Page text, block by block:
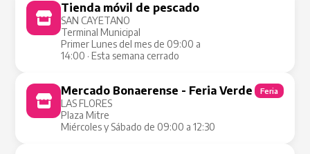
Tienda móvil de pescado
SAN CAYETANO
Terminal Municipal
Primer Lunes del mes de 09:00 a
14:00 · Esta semana cerrado
Mercado Bonaerense - Feria Verde
LAS FLORES
Plaza Mitre
Miércoles y Sábado de 09:00 a 12:30
Feria